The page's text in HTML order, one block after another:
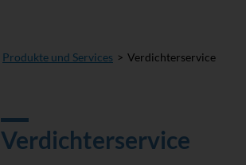
Produkte und Services Verdichterservice
Verdichterservice